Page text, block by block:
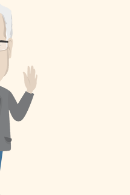
une abondance d’or blanc dans
plusieurs coins de la région. Et
du froid pour geler la base Les
dirigeants du Club de
motoneige de Timmins et de
l’association des sentiers du
district 14 de la région de
Timiskaming-Abitibi voient
d’un bon œil ces prévisions de
tempêtes et de précipitations
[…]